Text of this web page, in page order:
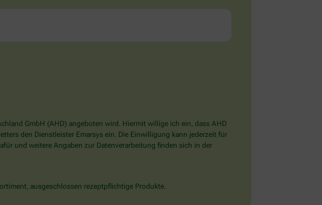
GmbH (AHD) angeboten wird. Hiermit willige ich ein, dass AHD
den Dienstleister Emarsys ein. Die Einwilligung kann jederzeit für
und weitere Angaben zur Datenverarbeitung finden sich in der
ausgeschlossen rezeptpflichtige Produkte.